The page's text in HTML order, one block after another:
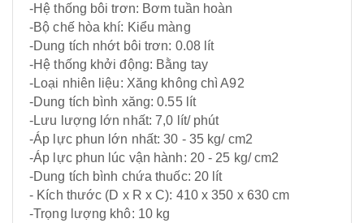
-Hệ thống bôi trơn: Bơm tuần hoàn
-Bộ chế hòa khí: Kiểu màng
-Dung tích nhớt bôi trơn: 0.08 lít
-Hệ thống khởi động: Bằng tay
-Loại nhiên liệu: Xăng không chì A92
-Dung tích bình xăng: 0.55 lít
-Lưu lượng lớn nhất: 7,0 lít/ phút
-Áp lực phun lớn nhất: 30 - 35 kg/ cm2
-Áp lực phun lúc vận hành: 20 - 25 kg/ cm2
-Dung tích bình chứa thuốc: 20 lít
- Kích thước (D x R x C): 410 x 350 x 630 cm
-Trọng lượng khô: 10 kg